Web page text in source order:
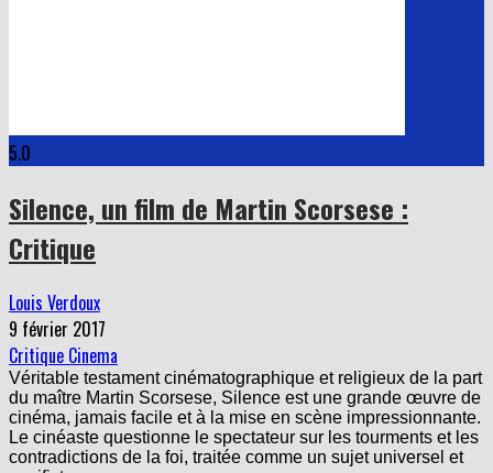
5.0
Silence, un film de Martin Scorsese :
Critique
9 février 2017
Critique Cinema
Véritable testament cinématographique et religieux de la part
du maître Martin Scorsese, Silence est une grande œuvre de
cinéma, jamais facile et à la mise en scène impressionnante.
Le cinéaste questionne le spectateur sur les tourments et les
contradictions de la foi, traitée comme un sujet universel et
pacifiste.